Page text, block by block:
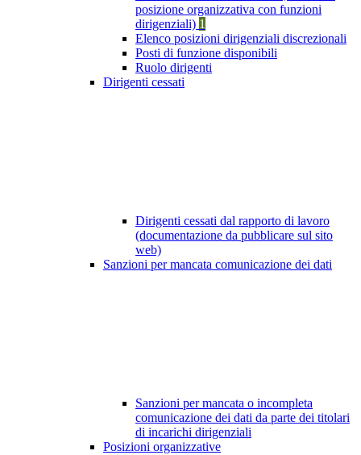
posizione organizzativa con funzioni
dirigenziali) 1
Elenco posizioni dirigenziali discrezionali
Posti di funzione disponibili
Ruolo dirigenti
Dirigenti cessati
Dirigenti cessati dal rapporto di lavoro
(documentazione da pubblicare sul sito
web)
Sanzioni per mancata comunicazione dei dati
Sanzioni per mancata o incompleta
comunicazione dei dati da parte dei titolari
di incarichi dirigenziali
Posizioni organizzative